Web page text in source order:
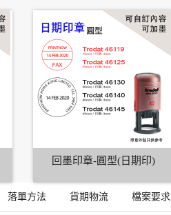
回墨印章-圓型(日期印)
落單方法 貨期物流 檔案要求